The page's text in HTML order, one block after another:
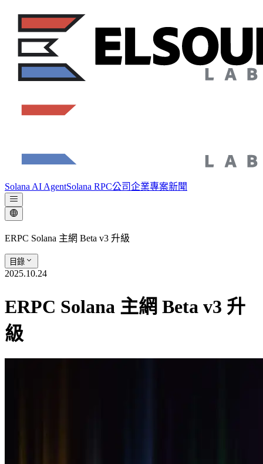
Solana AI AgentSolana RPC公司企業專案新聞
ERPC Solana 主網 Beta v3 升級
目錄
2025.10.24
ERPC Solana 主網 Beta v3 升
級